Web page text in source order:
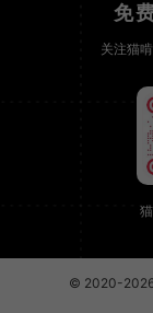
免
关注猫
© 2020-